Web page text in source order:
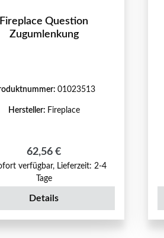
Fireplace Question
Zugumlenkung
01023513
Hersteller: Fireplace
Regulärer Preis:
62,56 €
verfügbar, Lieferzeit: 2-4
Tage
Details